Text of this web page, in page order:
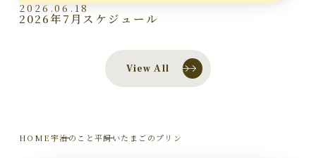
2026.06.18
2026年7月スケジュール
View All
HOME宇治のこと平飼いたまごのプリン